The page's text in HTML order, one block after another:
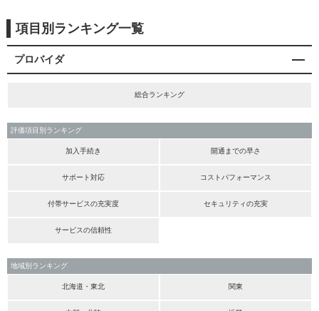
項目別ランキング一覧
プロバイダ
総合ランキング
評価項目別ランキング
加入手続き 開通までの早さ
サポート対応 コストパフォーマンス
付帯サービスの充実度 セキュリティの充実
サービスの信頼性
地域別ランキング
北海道・東北 関東